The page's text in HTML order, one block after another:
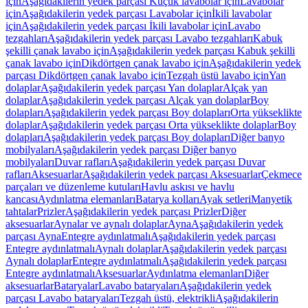
içinAşağıdakilerin yedek parçası Lavabolar içinİkili lavabolar
içinAşağıdakilerin yedek parçası İkili lavabolar içinLavabo
tezgahlarıAşağıdakilerin yedek parçası Lavabo tezgahlarıKabuk
şekilli çanak lavabo içinAşağıdakilerin yedek parçası Kabuk şekilli
çanak lavabo içinDikdörtgen çanak lavabo içinAşağıdakilerin yedek
parçası Dikdörtgen çanak lavabo içinTezgah üstü lavabo içinYan
dolaplarAşağıdakilerin yedek parçası Yan dolaplarAlçak yan
dolaplarAşağıdakilerin yedek parçası Alçak yan dolaplarBoy
dolaplarıAşağıdakilerin yedek parçası Boy dolaplarıOrta yükseklikte
dolaplarAşağıdakilerin yedek parçası Orta yükseklikte dolaplarBoy
dolaplarıAşağıdakilerin yedek parçası Boy dolaplarıDiğer banyo
mobilyalarıAşağıdakilerin yedek parçası Diğer banyo
mobilyalarıDuvar raflarıAşağıdakilerin yedek parçası Duvar
raflarıAksesuarlarAşağıdakilerin yedek parçası AksesuarlarÇekmece
parçaları ve düzenleme kutularıHavlu askısı ve havlu
kancasıAydınlatma elemanlarıBatarya kollarıAyak setleriManyetik
tahtalarPrizlerAşağıdakilerin yedek parçası PrizlerDiğer
aksesuarlarAynalar ve aynalı dolaplarAynaAşağıdakilerin yedek
parçası AynaEntegre aydınlatmalıAşağıdakilerin yedek parçası
Entegre aydınlatmalıAynalı dolaplarAşağıdakilerin yedek parçası
Aynalı dolaplarEntegre aydınlatmalıAşağıdakilerin yedek parçası
Entegre aydınlatmalıAksesuarlarAydınlatma elemanlarıDiğer
aksesuarlarBataryalarLavabo bataryalarıAşağıdakilerin yedek
parçası Lavabo bataryalarıTezgah üstü, elektrikliAşağıdakilerin